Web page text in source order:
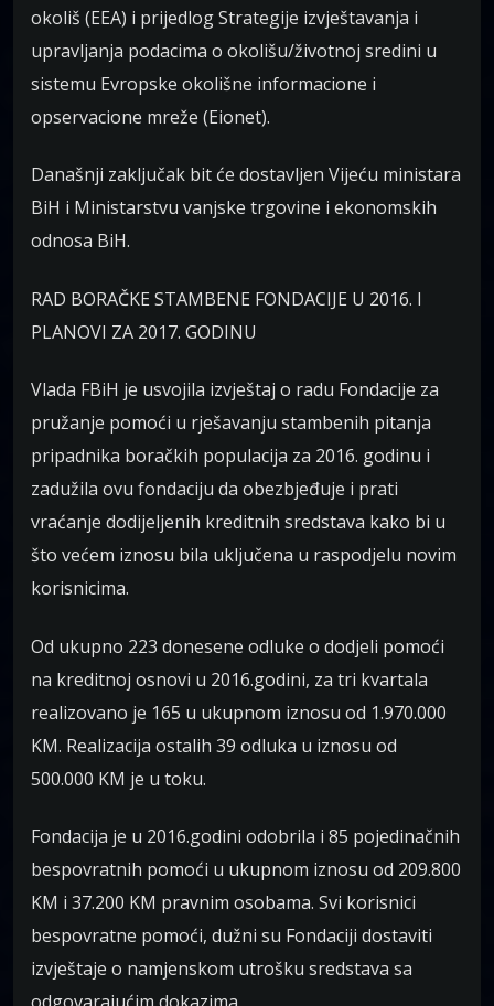
okoliš (EEA) i prijedlog Strategije izvještavanja i
upravljanja podacima o okolišu/životnoj sredini u
sistemu Evropske okolišne informacione i
opservacione mreže (Eionet).
Današnji zaključak bit će dostavljen Vijeću ministara
BiH i Ministarstvu vanjske trgovine i ekonomskih
odnosa BiH.
RAD BORAČKE STAMBENE FONDACIJE U 2016. I
PLANOVI ZA 2017. GODINU
Vlada FBiH je usvojila izvještaj o radu Fondacije za
pružanje pomoći u rješavanju stambenih pitanja
pripadnika boračkih populacija za 2016. godinu i
zadužila ovu fondaciju da obezbjeđuje i prati
vraćanje dodijeljenih kreditnih sredstava kako bi u
što većem iznosu bila uključena u raspodjelu novim
korisnicima.
Od ukupno 223 donesene odluke o dodjeli pomoći
na kreditnoj osnovi u 2016.godini, za tri kvartala
realizovano je 165 u ukupnom iznosu od 1.970.000
KM. Realizacija ostalih 39 odluka u iznosu od
500.000 KM je u toku.
Fondacija je u 2016.godini odobrila i 85 pojedinačnih
bespovratnih pomoći u ukupnom iznosu od 209.800
KM i 37.200 KM pravnim osobama. Svi korisnici
bespovratne pomoći, dužni su Fondaciji dostaviti
izvještaje o namjenskom utrošku sredstava sa